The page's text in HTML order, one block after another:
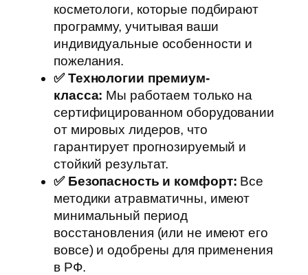
косметологи, которые подбирают
программу, учитывая ваши
индивидуальные особенности и
пожелания.
✅ Технологии премиум-
класса: Мы работаем только на
сертифицированном оборудовании
от мировых лидеров, что
гарантирует прогнозируемый и
стойкий результат.
✅ Безопасность и комфорт: Все
методики атравматичны, имеют
минимальный период
восстановления (или не имеют его
вовсе) и одобрены для применения
в РФ.